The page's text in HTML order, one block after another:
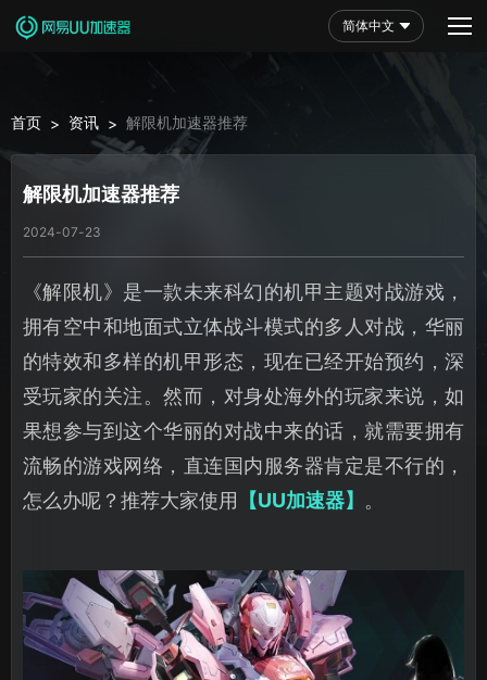
简体中文
首页 > 资讯 > 解限机加速器推荐
解限机加速器推荐
2024-07-23
《解限机》是一款未来科幻的机甲主题对战游戏，
拥有空中和地面式立体战斗模式的多人对战，华丽
的特效和多样的机甲形态，现在已经开始预约，深
受玩家的关注。然而，对身处海外的玩家来说，如
果想参与到这个华丽的对战中来的话，就需要拥有
流畅的游戏网络，直连国内服务器肯定是不行的，
怎么办呢？推荐大家使用
【UU加速器】 。